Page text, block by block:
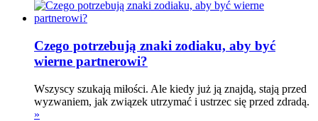
Czego potrzebują znaki zodiaku, aby być
wierne partnerowi?
Wszyscy szukają miłości. Ale kiedy już ją znajdą, stają przed
wyzwaniem, jak związek utrzymać i ustrzec się przed zdradą.
»